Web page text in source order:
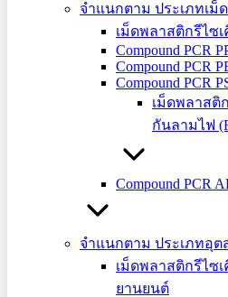
จำแนกตาม ประเภทเม็
เม็ดพลาสติกรีไซ
Compound PCR
Compound PCR
Compound PCR
เม็ดพลาสติ
กันลามไฟ
Compound PCR
จำแนกตาม ประเภทอุต
เม็ดพลาสติกรีไซ
ยานยนต์
(สวทช.) ขับเคลื่อนนวัต
Circular Economy”
สร้างธุรกิจยั่งยืนกับ PSM Plasitech
การออกแบบเพื่อเศรษฐกิจหมุนเวีย
ผลิตเม็ดพลาสติกรีไซเคิลคอมพาวด์
Footprint ให้ผลิตภัณฑ์ของคุณ